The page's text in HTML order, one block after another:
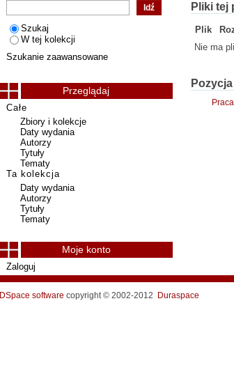
Pliki tej
Plik
Nie ma
Szukaj
W tej kolekcji
Szukanie zaawansowane
Przeglądaj
Całe
Zbiory i kolekcje
Daty wydania
Autorzy
Tytuły
Tematy
Ta kolekcja
Daty wydania
Autorzy
Tytuły
Tematy
Moje konto
Zaloguj
DSpace software copyright © 2002-2012 Duraspace